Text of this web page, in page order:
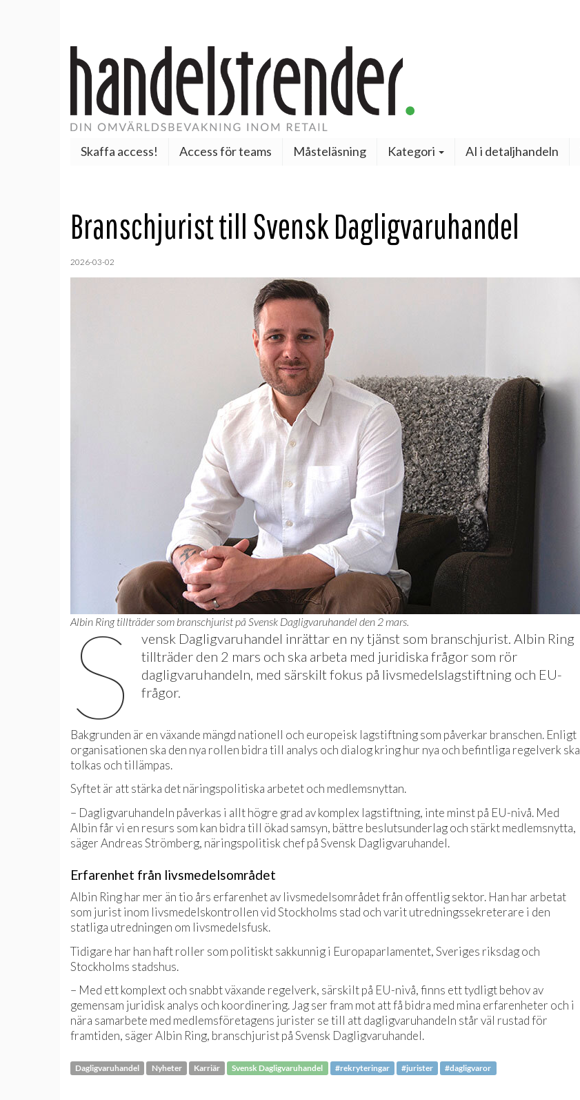
Skaffa access! Access för teams Måsteläsning Kategori AI i detaljhandeln
Branschjurist till Svensk Dagligvaruhandel
2026-03-02
Albin Ring tillträder som branschjurist på Svensk Dagligvaruhandel den 2 mars.
S
vensk Dagligvaruhandel inrättar en ny tjänst som branschjurist. Albin Ring
tillträder den 2 mars och ska arbeta med juridiska frågor som rör
dagligvaruhandeln, med särskilt fokus på livsmedelslagstiftning och EU-
frågor.
Bakgrunden är en växande mängd nationell och europeisk lagstiftning som påverkar branschen. Enligt
organisationen ska den nya rollen bidra till analys och dialog kring hur nya och befintliga regelverk ska
tolkas och tillämpas.
Syftet är att stärka det näringspolitiska arbetet och medlemsnyttan.
– Dagligvaruhandeln påverkas i allt högre grad av komplex lagstiftning, inte minst på EU-nivå. Med
Albin får vi en resurs som kan bidra till ökad samsyn, bättre beslutsunderlag och stärkt medlemsnytta,
säger Andreas Strömberg, näringspolitisk chef på Svensk Dagligvaruhandel.
Erfarenhet från livsmedelsområdet
Albin Ring har mer än tio års erfarenhet av livsmedelsområdet från offentlig sektor. Han har arbetat
som jurist inom livsmedelskontrollen vid Stockholms stad och varit utredningssekreterare i den
statliga utredningen om livsmedelsfusk.
Tidigare har han haft roller som politiskt sakkunnig i Europaparlamentet, Sveriges riksdag och
Stockholms stadshus.
– Med ett komplext och snabbt växande regelverk, särskilt på EU-nivå, finns ett tydligt behov av
gemensam juridisk analys och koordinering. Jag ser fram mot att få bidra med mina erfarenheter och i
nära samarbete med medlemsföretagens jurister se till att dagligvaruhandeln står väl rustad för
framtiden, säger Albin Ring, branschjurist på Svensk Dagligvaruhandel.
Dagligvaruhandel Nyheter Karriär Svensk Dagligvaruhandel #rekryteringar #jurister #dagligvaror